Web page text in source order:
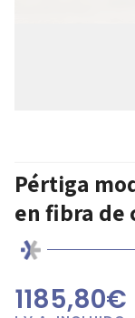
Pértiga
en fibra de
1185,80€